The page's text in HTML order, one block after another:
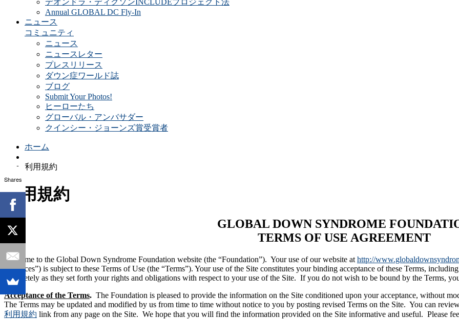
デオンドラ・ディクソンINCLUDEプロジェクト法
Annual GLOBAL DC Fly-In
ニュース
コミュニティ
ニュース
ニュースレター
プレスリリース
ダウン症ワールド誌
ブログ
Submit Your Photos!
ヒーローたち
グローバル・アンバサダー
クインシー・ジョーンズ賞受賞者
ホーム
利用規約
利用規約
GLOBAL DOWN SYNDROME
TERMS OF USE AGREEMENT
Welcome to the Global Down Syndrome Foundation website (the “Foundation”). Your use of our website at http://
“Services”) is subject to these Terms of Use (the “Terms”). Your use of the Site constitutes your binding acceptance of these Terms,
completely as they set forth your rights and obligations with respect to your use of the Site. If you do not wish to be bound by the Terms,
Acceptance of the Terms. The Foundation is pleased to provide the information on the Site conditioned upon your acceptance, without
The Terms may be updated and modified by us from time to time without notice to you by posting revised Terms on the Site. You can
利用規約 link from any page on the Site. We hope that you will find the information provided on the Site informative and useful. Please
Shares